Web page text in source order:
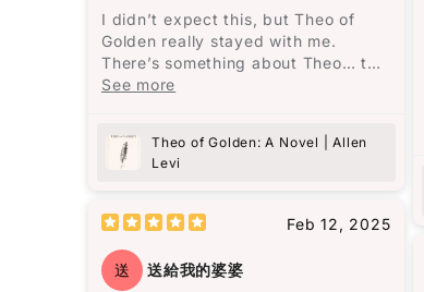
I didn’t expect this, but Theo of
Golden really stayed with me.
There’s something about Theo… the
way he’s written feels almost unreal,
point I even thought—this is like
looking at “the face of heaven.” And
movie someday.
It’s the debut novel by Allen Levi,
and knowing he didn’t come from a
See more
Theo of Golden: A Novel | Allen
Levi
Feb 12, 2025
送 送給我的婆婆